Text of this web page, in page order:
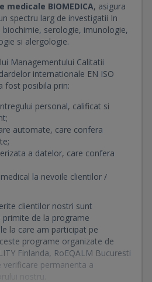
BIOMEDICA, asigura
spectru larg de investigatii In
serologie, imunologie,
si alergologie.
Managementului Calitatii
internationale EN ISO
fost posibila prin:
personal, calificat si
automate, care confera
a datelor, care confera
la nevoile clientilor /
clientilor nostri sunt
de la programe
la care am participat pe
programe organizate de
Finlanda, RoEQALM Bucuresti
permanenta a
nostru.